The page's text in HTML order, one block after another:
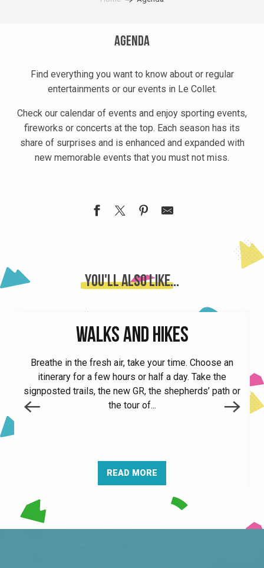
Agenda
Find everything you want to know about or regular
entertainments or our events in Le Collet.
Check our calendar of events and enjoy sporting events,
fireworks or concerts at the top. Each season has its
share of surprises and is enhanced and expanded with
new memorable events that you must not miss.
Vide grenier au lac de Morêtel de Mailles
Atelier enfant : les aventures d'Odette, la gouttelette
Atelier pour les tout-petits : l'eau, un univers tout en féérie
Après-midi pétanque au Collet
Fête de la montagne
Enchanteur
Place aux concerts -The French Bastard
Grangette Guinguette
You'll also like...
WALKS AND HIKES
Breathe in the fresh air, take your time. Choose an
itinerary for a few hours or half a day. Take the
signposted trails, the new GR, the shepherds’ path or
the tour of...
READ MORE